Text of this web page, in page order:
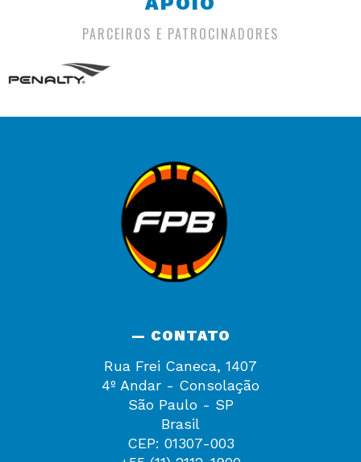
PARCEIROS E PATROCINADORES
— CONTATO
Rua Frei Caneca, 1407
4º Andar - Consolação
São Paulo - SP
Brasil
CEP: 01307-003